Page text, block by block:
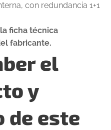
con redundancia 1+1
ficha técnica
fabricante.
el
y
de este